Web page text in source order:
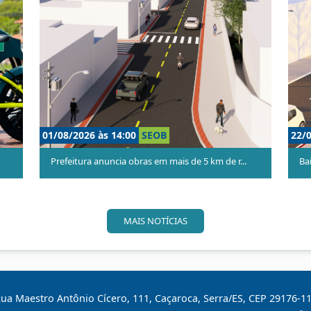
15/07/2026 às 17:00 SEOB
Colina de Laranjeiras ganha novas praças com...
MAIS NOTÍCIAS
Maestro Antônio Cícero, 111, Caçaroca, Serra/ES, CEP 29176-